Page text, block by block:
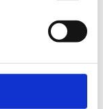
( ecke